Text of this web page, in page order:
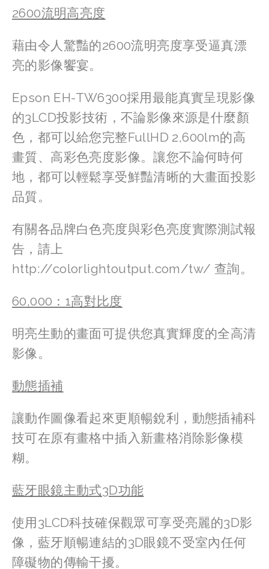
2600流明高亮度
藉由令人驚豔的2600流明亮度享受逼真漂
亮的影像饗宴。
Epson EH-TW6300採用最能真實呈現影像
的3LCD投影技術，不論影像來源是什麼顏
色，都可以給您完整FullHD 2,600lm的高
畫質、高彩色亮度影像。讓您不論何時何
地，都可以輕鬆享受鮮豔清晰的大畫面投影
品質。
有關各品牌白色亮度與彩色亮度實際測試報
告，請上
http://colorlightoutput.com/tw/ 查詢。
60,000：1高對比度
明亮生動的畫面可提供您真實輝度的全高清
影像。
動態插補
讓動作圖像看起來更順暢銳利，動態插補科
技可在原有畫格中插入新畫格消除影像模
糊。
藍牙眼鏡主動式3D功能
使用3LCD科技確保觀眾可享受亮麗的3D影
像，藍牙順暢連結的3D眼鏡不受室內任何
障礙物的傳輸干擾。